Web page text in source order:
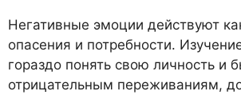
Негативные эмоции действуют
опасения и потребности.
гораздо понять свою личность и
отрицательным переживаниям,